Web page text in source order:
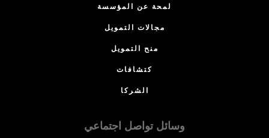
لمحة عن المؤسسة
مجالات التمويل
منح التمويل
كتشافات
الشركا
وسائل تواصل اجتماعي